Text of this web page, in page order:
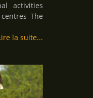
activities
The
la suite